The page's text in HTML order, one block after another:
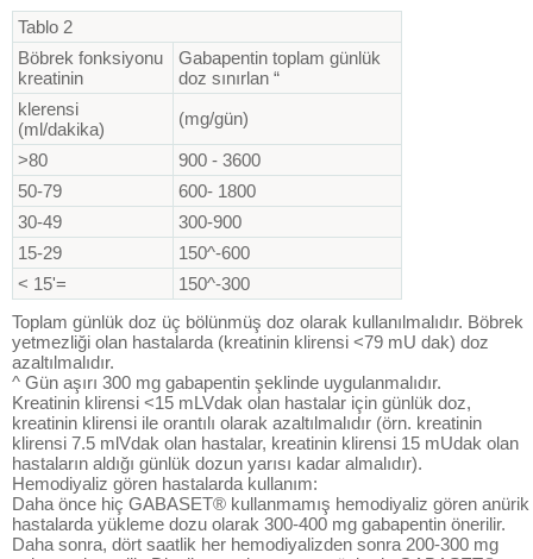
Tablo 2
Böbrek fonksiyonu
kreatinin
Gabapentin toplam günlük
doz sınırlan “
klerensi
(ml/dakika)
(mg/gün)
>80
900 - 3600
50-79
600- 1800
30-49
300-900
15-29
150^-600
< 15'=
150^-300
Toplam günlük doz üç bölünmüş doz olarak kullanılmalıdır. Böbrek
yetmezliği olan hastalarda (kreatinin klirensi <79 mU dak) doz
azaltılmalıdır.
^ Gün aşırı 300 mg gabapentin şeklinde uygulanmalıdır.
Kreatinin klirensi <15 mLVdak olan hastalar için günlük doz,
kreatinin klirensi ile orantılı olarak azaltılmalıdır (örn. kreatinin
klirensi 7.5 mlVdak olan hastalar, kreatinin klirensi 15 mUdak olan
hastaların aldığı günlük dozun yarısı kadar almalıdır).
Hemodiyaliz gören hastalarda kullanım:
Daha önce hiç GABASET® kullanmamış hemodiyaliz gören anürik
hastalarda yükleme dozu olarak 300-400 mg gabapentin önerilir.
Daha sonra, dört saatlik her hemodiyalizden sonra 200-300 mg